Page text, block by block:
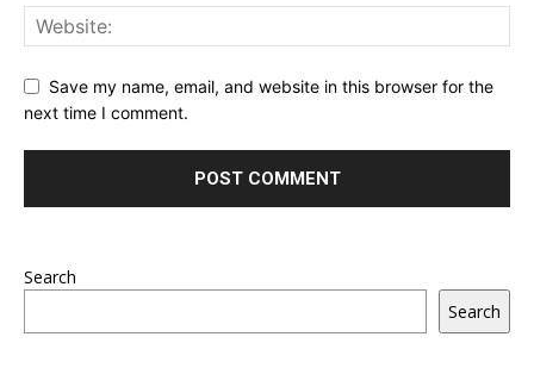
Save my name, email, and website in this browser for the
next time I comment.
Search
Search